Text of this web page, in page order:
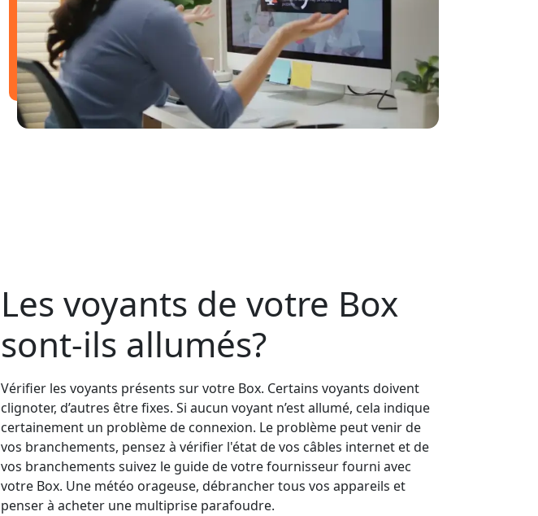
Les voyants de votre Box
sont-ils allumés?
Vérifier les voyants présents sur votre Box. Certains voyants doivent
clignoter, d’autres être fixes. Si aucun voyant n’est allumé, cela indique
certainement un problème de connexion. Le problème peut venir de
vos branchements, pensez à vérifier l'état de vos câbles internet et de
vos branchements suivez le guide de votre fournisseur fourni avec
votre Box. Une météo orageuse, débrancher tous vos appareils et
penser à acheter une multiprise parafoudre.